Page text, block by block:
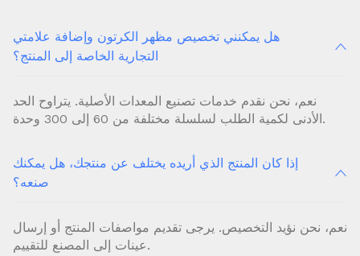
هل يمكنني تخصيص مظهر الكرتون وإضافة علامتي
التجارية الخاصة إلى المنتج؟
نعم، نحن نقدم خدمات تصنيع المعدات الأصلية. يتراوح الحد
الأدنى لكمية الطلب لسلسلة مختلفة من 60 إلى 300 وحدة.
إذا كان المنتج الذي أريده يختلف عن منتجك، هل يمكنك
صنعه؟
نعم، نحن نؤيد التخصيص. يرجى تقديم مواصفات المنتج أو إرسال
عينات إلى المصنع للتقييم.